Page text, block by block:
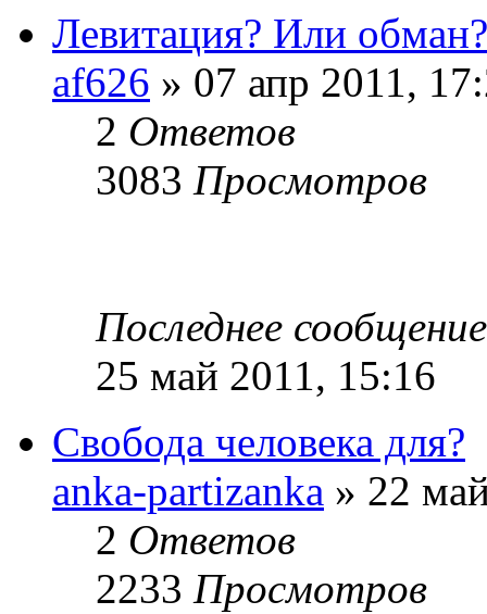
Левитация? Или обман?
af626 » 07 апр 2011,
2 Ответов
3083 Просмотров
Последнее
25 май 2011, 15:16
Свобода человека для?
anka-partizanka » 22
2 Ответов
2233 Просмотров